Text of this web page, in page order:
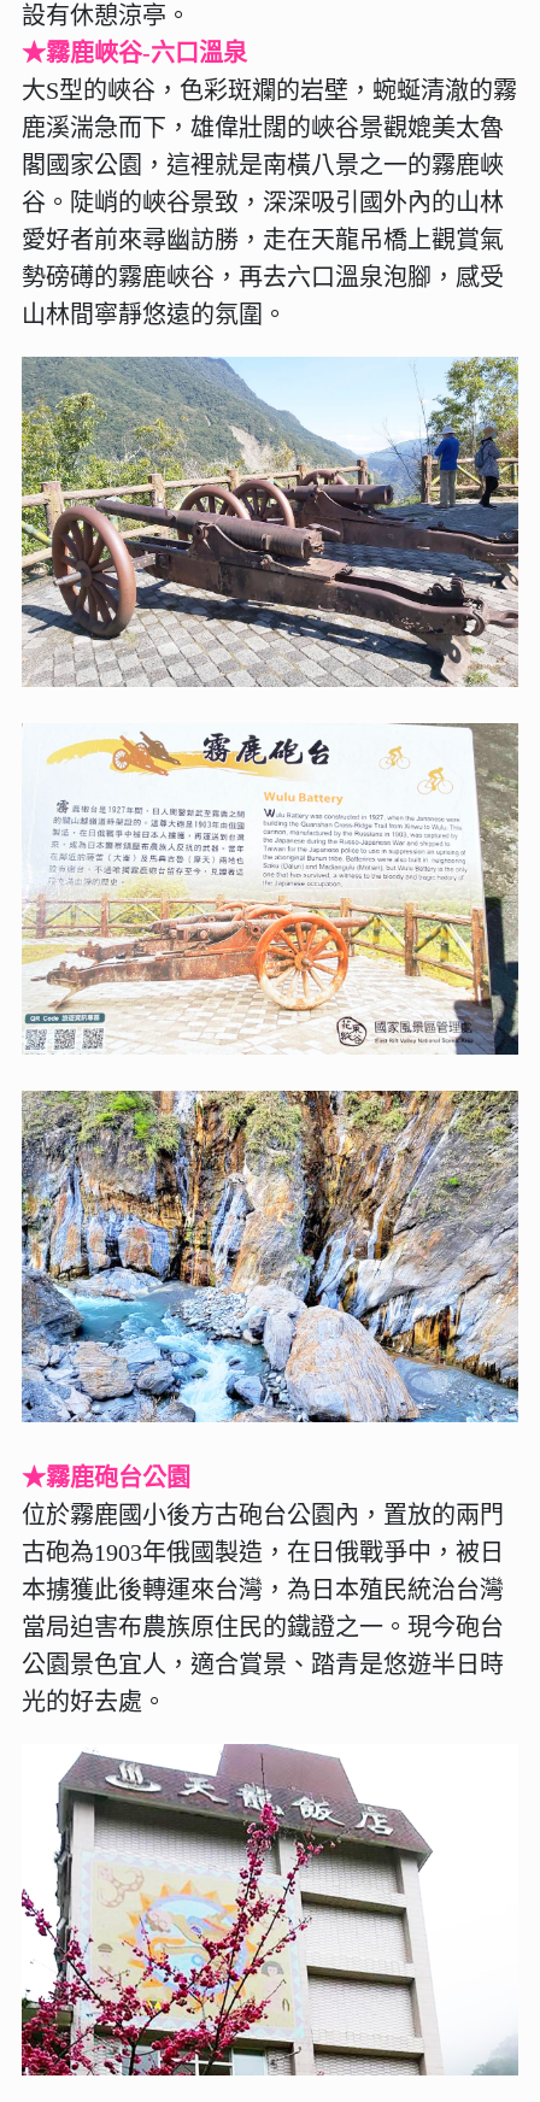
設有休憩涼亭。
★霧鹿峽谷-六口溫泉
大S型的峽谷，色彩斑斕的岩壁，蜿蜒清澈的霧
鹿溪湍急而下，雄偉壯闊的峽谷景觀媲美太魯
閣國家公園，這裡就是南橫八景之一的霧鹿峽
谷。陡峭的峽谷景致，深深吸引國外內的山林
愛好者前來尋幽訪勝，走在天龍吊橋上觀賞氣
勢磅礡的霧鹿峽谷，再去六口溫泉泡腳，感受
山林間寧靜悠遠的氛圍。
★霧鹿砲台公園
位於霧鹿國小後方古砲台公園內，置放的兩門
古砲為1903年俄國製造，在日俄戰爭中，被日
本擄獲此後轉運來台灣，為日本殖民統治台灣
當局迫害布農族原住民的鐵證之一。現今砲台
公園景色宜人，適合賞景、踏青是悠遊半日時
光的好去處。